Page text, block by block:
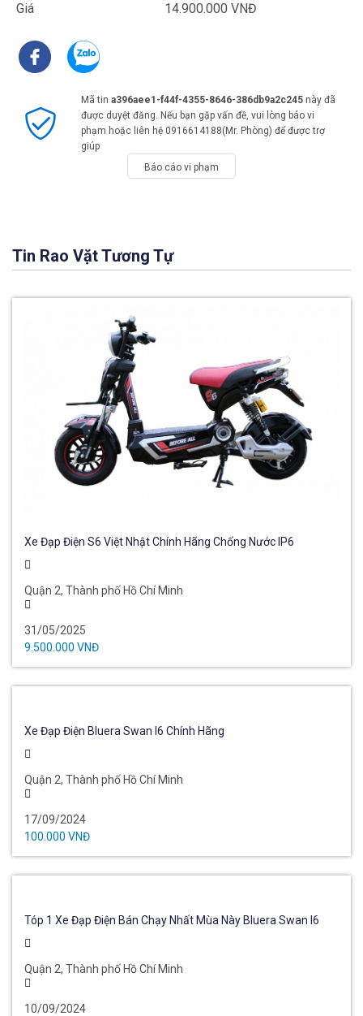
Giá
14.900.000 VNĐ
Mã tin a396aee1-f44f-4355-8646-386db9a2c245này đã
được duyệt đăng. Nếu bạn gặp vấn đề, vui lòng báo vi
phạm hoặc liên hệ 0916614188(Mr. Phòng) để được trợ
giúp
Báo cáo vi phạm
Tin Rao Vặt Tương Tự
Xe Đạp Điện S6 Việt Nhật Chính Hãng Chống Nước IP6
Quận 2, Thành phố Hồ Chí Minh
31/05/2025
9.500.000 VNĐ
Xe Đạp Điện Bluera Swan I6 Chính Hãng
Quận 2, Thành phố Hồ Chí Minh
17/09/2024
100.000 VNĐ
Tóp 1 Xe Đạp Điện Bán Chạy Nhất Mùa Này Bluera Swan I6
Quận 2, Thành phố Hồ Chí Minh
10/09/2024